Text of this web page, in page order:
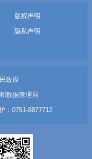
版权声明
隐私声明
政府
数据管理局
：0751-8877712